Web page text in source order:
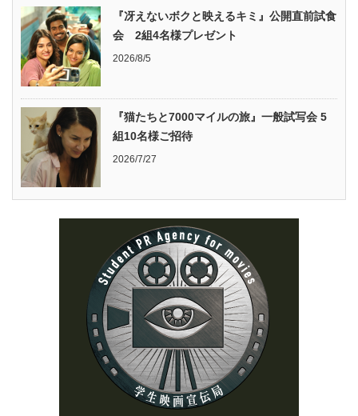
『冴えないボクと映えるキミ』公開直前試食
会 2組4名様プレゼント
2026/8/5
『猫たちと7000マイルの旅』一般試写会 5
組10名様ご招待
2026/7/27